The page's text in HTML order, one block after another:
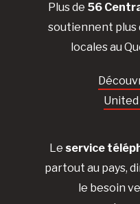
Plus de 56
soutiennent plus
locales au
United
Le service
partout au pays,
le besoin